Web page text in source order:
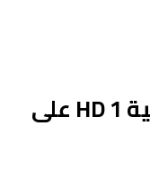
تردد قناة أبوظبي الرياضية 1 HD على